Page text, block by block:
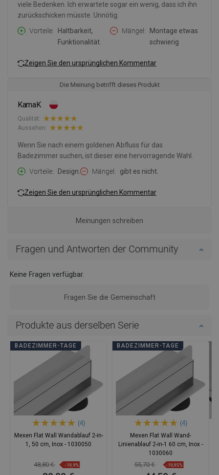
viele Bedenken. Ich erwartete sogar ein wenig, dass ich ihn
zurückschicken müsste. Unnötig.
Vorteile
Haltbarkeit,
Funktionalität.
Mängel
Montage etwas
schwierig
Zeigen Sie den ursprünglichen Kommentar
Die Meinung betrifft dieses Produkt
KamaK
Qualität:
Aussehen:
Wenn Sie nach einem goldenen Abfluss für das
Badezimmer suchen, ist dieser eine hervorragende Wahl.
Vorteile
Design. Mängel gibt es nicht.
Zeigen Sie den ursprünglichen Kommentar
Meinungen schreiben
Fragen und Antworten der Community
Keine Fragen verfügbar.
Fragen Sie die Gemeinschaft
Produkte aus derselben Serie
BADEZIMMER-TAGE
(4)
Mexen Flat Wall Wandablauf 2-in-
1, 50 cm, Inox - 1030050
48,80 € -19,9%
BADEZIMMER-TAGE
(4)
Mexen Flat Wall Wand-
Linienablauf 2-in-1 60 cm, Inox -
1030060
55,70 € -19,95%